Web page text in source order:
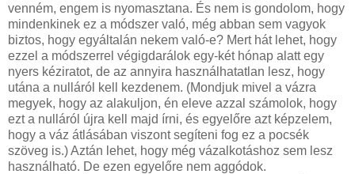
venném, engem is nyomasztana. És nem is gondolom, hogy
mindenkinek ez a módszer való, még abban sem vagyok
biztos, hogy egyáltalán nekem való-e? Mert hát lehet, hogy
ezzel a módszerrel végigdarálok egy-két hónap alatt egy
nyers kéziratot, de az annyira használhatatlan lesz, hogy
utána a nulláról kell kezdenem. (Mondjuk mivel a vázra
megyek, hogy az alakuljon, én eleve azzal számolok, hogy
ezt a nulláról újra kell majd írni, és egyelőre azt képzelem,
hogy a váz átlásában viszont segíteni fog ez a pocsék
szöveg is.) Aztán lehet, hogy még vázalkotáshoz sem lesz
használható. De ezen egyelőre nem aggódok.